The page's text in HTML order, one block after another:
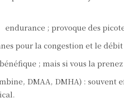
; provoque des
pour la congestion et le
; mais si vous la
DMAA, DMHA) : souvent